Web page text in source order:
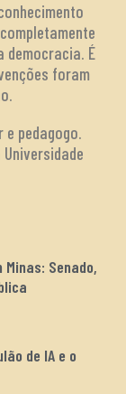
democracia. É
foram
pedagogo.
Senado,
de IA e o